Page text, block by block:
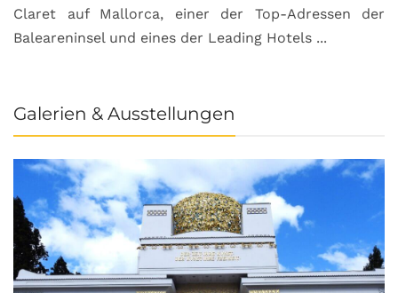
Claret auf Mallorca, einer der Top-Adressen der
Baleareninsel und eines der Leading Hotels ...
Galerien & Ausstellungen